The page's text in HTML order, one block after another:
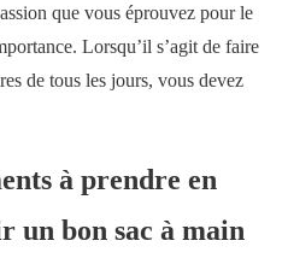
que vous éprouvez pour le
Lorsqu’il s’agit de faire
de tous les jours, vous devez
à prendre en
un bon sac à main